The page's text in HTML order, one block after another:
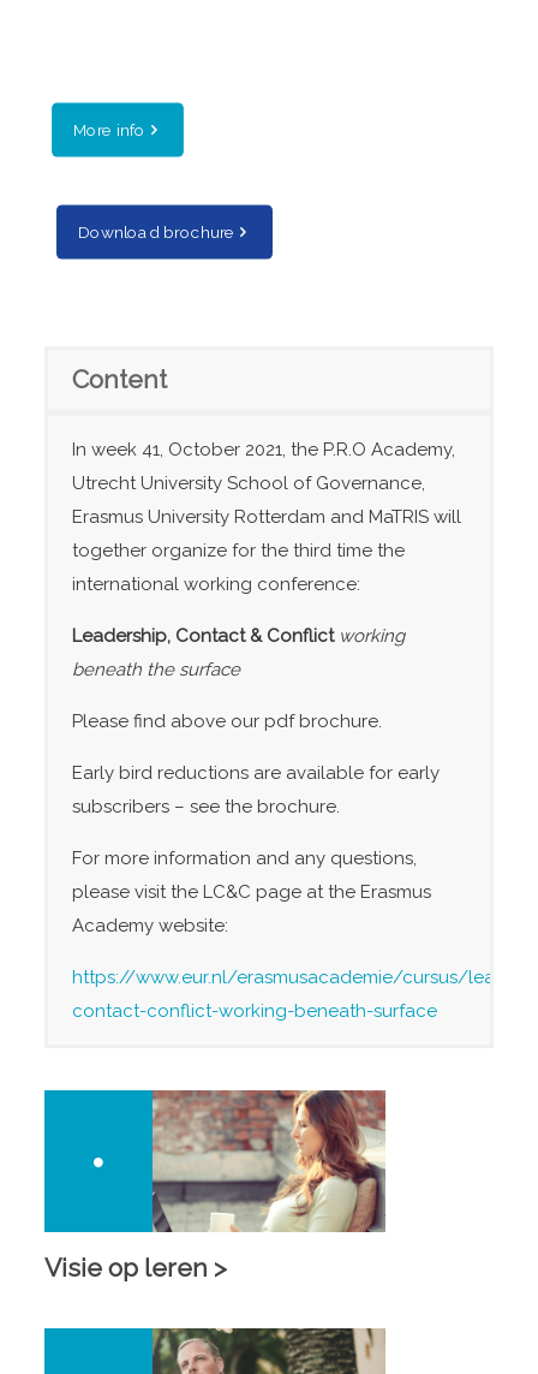
More info
Download brochure
Content
In week 41, October 2021, the P.R.O Academy,
Utrecht University School of Governance,
Erasmus University Rotterdam and MaTRIS will
together organize for the third time the
international working conference:
Leadership, Contact & Conflict working
beneath the surface
Please find above our pdf brochure.
Early bird reductions are available for early
subscribers – see the brochure.
For more information and any questions,
please visit the LC&C page at the Erasmus
Academy website:
https://www.eur.nl/erasmusacademie/cursus/
contact-conflict-working-beneath-surface
Visie op leren >